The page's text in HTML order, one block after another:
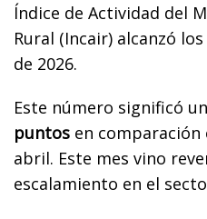
Índice de Actividad del
Rural (Incair) alcanzó
de 2026.
Este número significó un
puntos en comparación
abril. Este mes vino
escalamiento en el